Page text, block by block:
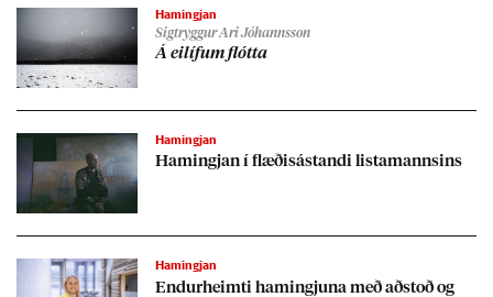
Hamingjan
Sigtryggur Ari Jóhannsson
Á ei­líf­um flótta
Hamingjan
Ham­ingj­an í flæð­is­ástandi lista­manns­ins
Hamingjan
End­ur­heimti ham­ingj­una með að­stoð og